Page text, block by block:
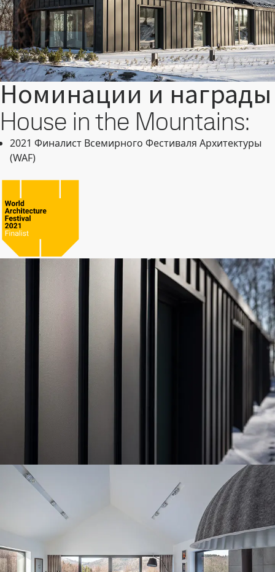
Номинации и награды
House in the Mountains:
2021 Финалист Всемирного Фестиваля Архитектуры
(WAF)